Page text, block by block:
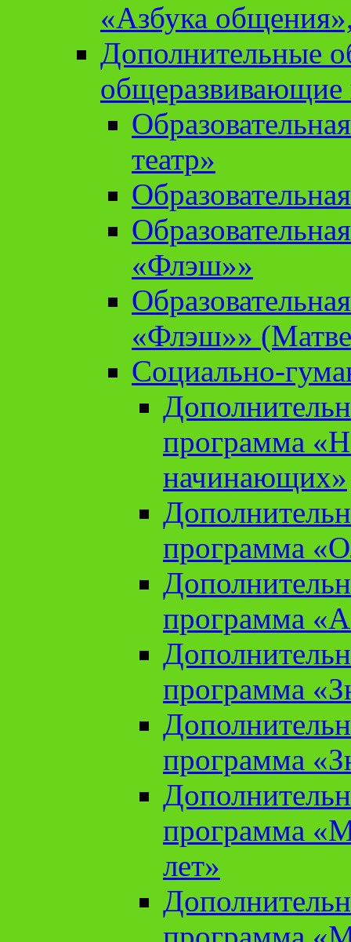
«Азбука
Дополнительные
театр»
«Флэш»»
«Флэш»»
Социально-
программа
начинающих»
программа
программа
программа
программа
программа
лет»